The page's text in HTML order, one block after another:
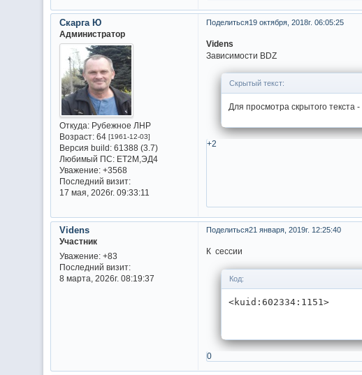
Поделиться19 октября, 2018г. 06:05:25
Скарга Ю
Администратор
Откуда:Рубежное ЛНР
Возраст:64 [1961-12-03]
Версия build:61388 (3.7)
Любимый ПС:ET2M,ЭД4
Уважение: +3568
Последний визит:
17 мая, 2026г. 09:33:11
Videns
Зависимости BDZ
Скрытый текст:
Для просмотра скрытого текста -
+2
Поделиться21 января, 2019г. 12:25:40
Videns
Участник
Уважение: +83
Последний визит:
8 марта, 2026г. 08:19:37
К
Код:
<kuid:602334:1151>
0